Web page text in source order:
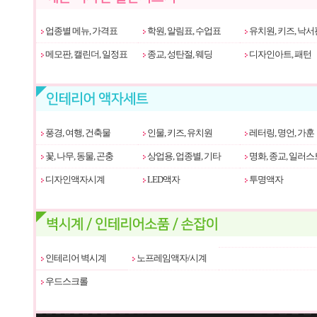
업종별 메뉴, 가격표 학원, 알림표, 수업표 유치원, 키즈, 낙서
메모판, 캘린더, 일정표 종교, 성탄절, 웨딩 디자인아트, 패턴
풍경, 여행, 건축물 인물, 키즈, 유치원 레터링, 명언, 가훈
꽃, 나무, 동물, 곤충 상업용, 업종별, 기타 명화, 종교, 일러스
디자인액자시계 LED액자 투명액자
인테리어 벽시계 노프레임액자/시계
우드스크롤